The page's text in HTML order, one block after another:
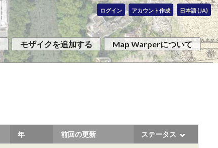
ログイン アカウント作成 日本語 (JA)
モザイクを追加する
Map Warperについて
年 前回の更新 ステータス